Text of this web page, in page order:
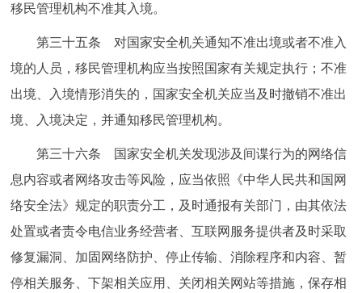
移民管理机构不准其入境。
第三十五条 对国家安全机关通知不准出境或者不准入
境的人员，移民管理机构应当按照国家有关规定执行；不准
出境、入境情形消失的，国家安全机关应当及时撤销不准出
境、入境决定，并通知移民管理机构。
第三十六条 国家安全机关发现涉及间谍行为的网络信
息内容或者网络攻击等风险，应当依照《中华人民共和国网
络安全法》规定的职责分工，及时通报有关部门，由其依法
处置或者责令电信业务经营者、互联网服务提供者及时采取
修复漏洞、加固网络防护、停止传输、消除程序和内容、暂
停相关服务、下架相关应用、关闭相关网站等措施，保存相